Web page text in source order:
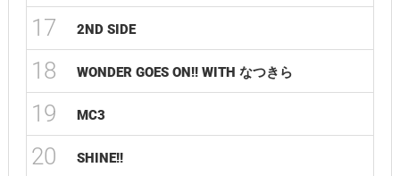
17 2ND SIDE
18 WONDER GOES ON!! WITH なつきら
19 MC3
20 SHINE!!